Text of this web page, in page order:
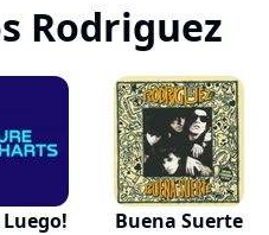
Rodriguez
Buena Suerte